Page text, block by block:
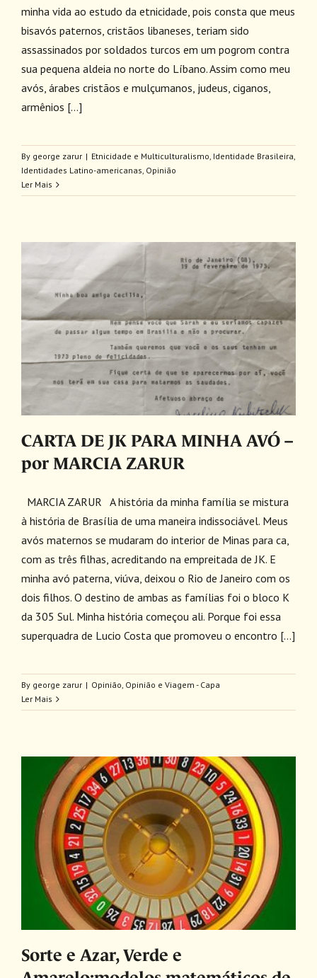
minha vida ao estudo da etnicidade, pois consta que meus
bisavós paternos, cristãos libaneses, teriam sido
assassinados por soldados turcos em um pogrom contra
sua pequena aldeia no norte do Líbano. Assim como meu
avós, árabes cristãos e mulçumanos, judeus, ciganos,
armênios [...]
By george zarur | Etnicidade e Multiculturalismo, Identidade Brasileira,
Identidades Latino-americanas, Opinião
Ler Mais
CARTA DE JK PARA MINHA AVÓ –
por MARCIA ZARUR
MARCIA ZARUR A história da minha família se mistura
à história de Brasília de uma maneira indissociável. Meus
avós maternos se mudaram do interior de Minas para ca,
com as três filhas, acreditando na empreitada de JK. E
minha avó paterna, viúva, deixou o Rio de Janeiro com os
dois filhos. O destino de ambas as famílias foi o bloco K
da 305 Sul. Minha história começou ali. Porque foi essa
superquadra de Lucio Costa que promoveu o encontro [...]
By george zarur | Opinião Opinião e Viagem - Capa
Ler Mais
Sorte e Azar, Verde e